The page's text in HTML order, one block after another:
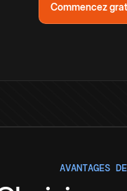
Commencez
AVANTAGES